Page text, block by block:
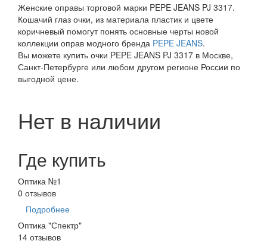
Женские оправы торговой марки PEPE JEANS PJ 3317.
Кошачий глаз очки, из материала пластик и цвете
коричневый помогут понять основные черты новой
коллекции оправ модного бренда PEPE JEANS.
Вы можете купить очки PEPE JEANS PJ 3317 в Москве,
Санкт-Петербурге или любом другом регионе России по
выгодной цене.
Нет в наличии
Где купить
Оптика №1
0 отзывов
Подробнее
Оптика "Спектр"
14 отзывов